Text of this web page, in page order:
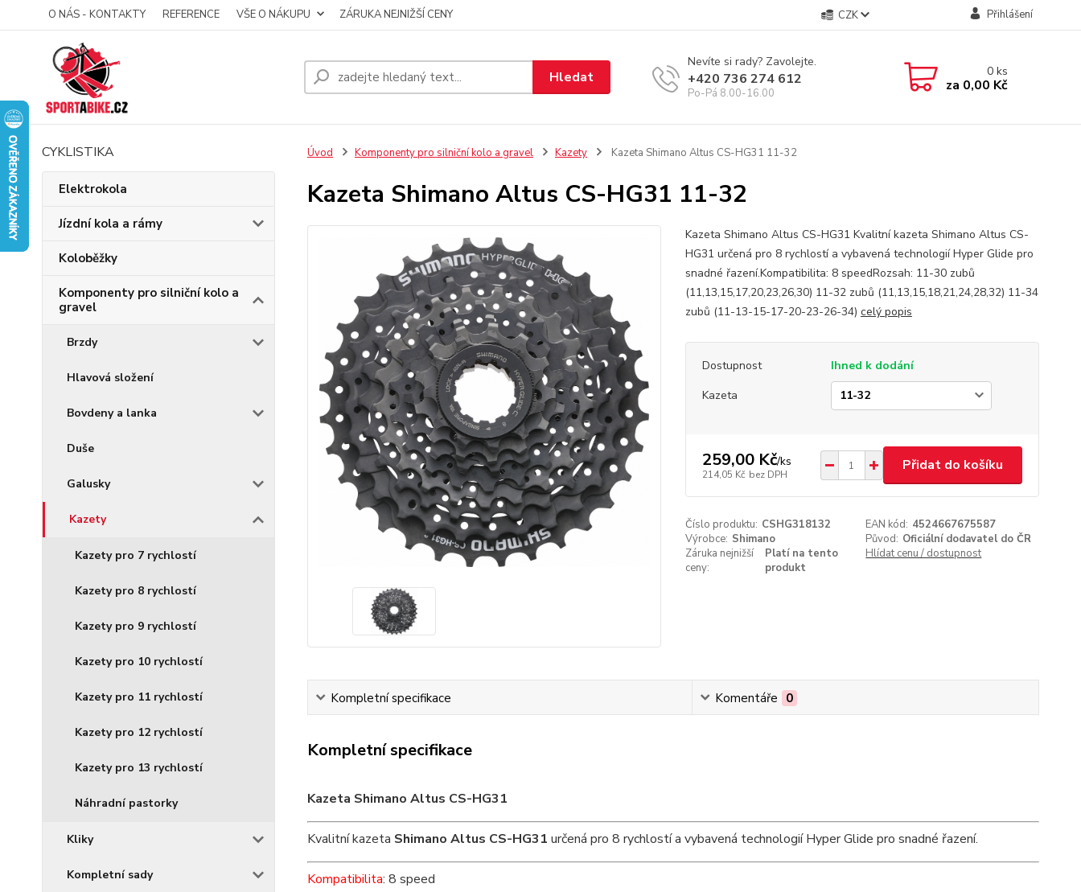
O NÁS - KONTAKTY REFERENCE VŠE O NÁKUPU ZÁRUKA NEJNIŽŠÍ CENY CZK Přihlášení
Hledat
Nevíte si rady? Zavolejte.
+420 736 274 612
Po-Pá 8.00-16.00
0ks
za 0,00 Kč
CYKLISTIKA
Elektrokola
Jízdní kola a rámy
Koloběžky
Komponenty pro silniční kolo a
gravel
Brzdy
Hlavová složení
Bovdeny a lanka
Duše
Galusky
Kazety
Kazety pro 7 rychlostí
Kazety pro 8 rychlostí
Kazety pro 9 rychlostí
Kazety pro 10 rychlostí
Kazety pro 11 rychlostí
Kazety pro 12 rychlostí
Kazety pro 13 rychlostí
Náhradní pastorky
Kliky
Kompletní sady
Úvod Komponenty pro silniční kolo a gravel Kazety Kazeta Shimano Altus CS-HG31 11-32
Kazeta Shimano Altus CS-HG31 11-32
Kazeta Shimano Altus CS-HG31 Kvalitní kazeta Shimano Altus CS-
HG31 určená pro 8 rychlostí a vybavená technologií Hyper Glide pro
snadné řazení.Kompatibilita: 8 speedRozsah: 11-30 zubů
(11,13,15,17,20,23,26,30) 11-32 zubů (11,13,15,18,21,24,28,32) 11-34
zubů (11-13-15-17-20-23-26-34) celý popis
Dostupnost
Ihned k dodání
Kazeta
259,00 Kč/ks
214,05 Kč bez DPH
Přidat do košíku
Číslo produktu: CSHG318132 EAN kód: 4524667675587
Výrobce: Shimano Původ: Oficiální dodavatel do ČR
Záruka nejnižší
ceny:
Platí na tento
produkt
Hlídat cenu / dostupnost
Kompletní specifikace Komentáře 0
Kompletní specifikace
Kazeta Shimano Altus CS-HG31
Kvalitní kazeta Shimano Altus CS-HG31 určená pro 8 rychlostí a vybavená technologií Hyper Glide pro snadné řazení.
Kompatibilita: 8 speed